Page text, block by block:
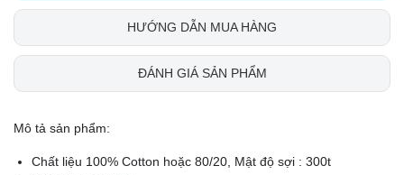
HƯỚNG DẪN MUA HÀNG
ĐÁNH GIÁ SẢN PHẨM
Mô tả sản phẩm:
Chất liệu 100% Cotton hoặc 80/20, Mật độ sợi : 300t